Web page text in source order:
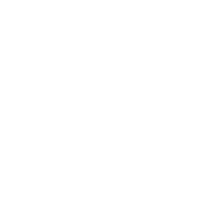
大切なのは「省
みんな完結葬で戒名
直葬だけでなく
直葬と戒名・法
直葬で戒名・法
みんな完結葬へ